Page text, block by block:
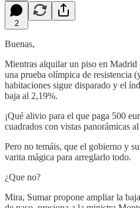
2
Buenas,
Mientras alquilar un piso en Madrid
una prueba olímpica de resistencia
habitaciones sigue disparado y el
baja al 2,19%.
¡Qué alivio para el que paga 500
cuadrados con vistas panorámicas
Pero no temáis, que el gobierno y
varita mágica para arreglarlo todo.
¿Que no?
Mira, Sumar propone ampliar la